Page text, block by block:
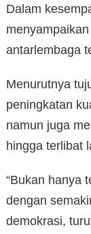
Dalam
antarlembaga
Menurutnya
peningkatan
namun juga
hingga terlibat
“Bukan hanya
dengan
demokrasi,